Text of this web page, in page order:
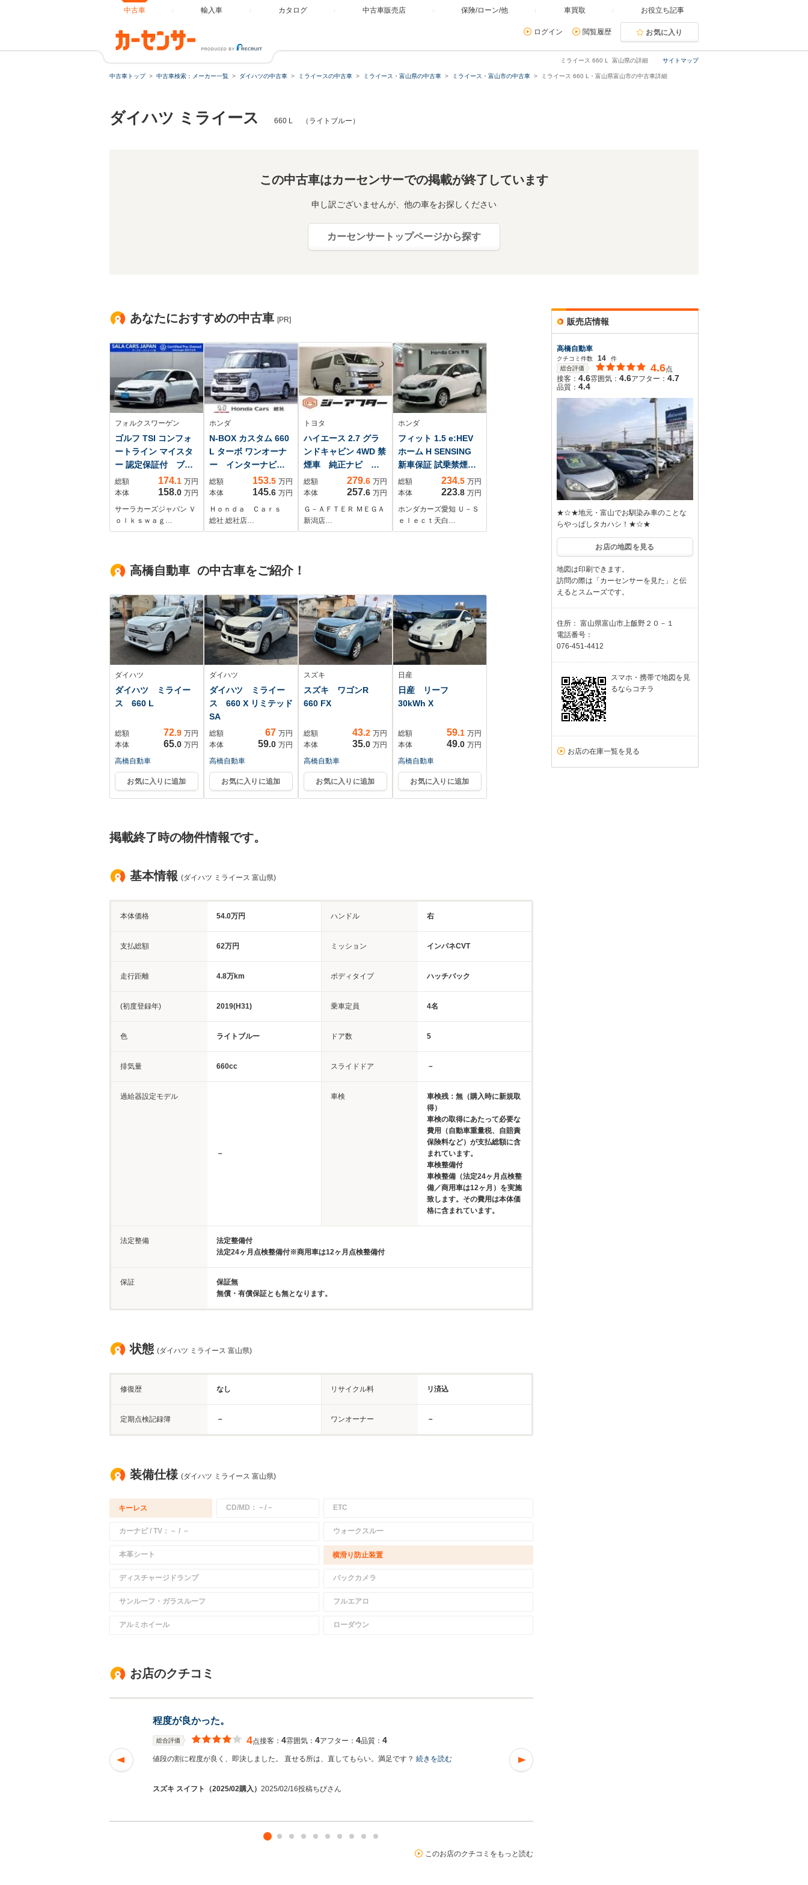
中古車 輸入車 カタログ 中古車販売店 保険/ローン/他 車買取 お役立ち記事
ログイン 閲覧履歴 お気に入り
サイトマップ
ミライース 660 L 富山県の詳細
中古車トップ 中古車検索：メーカー一覧 ダイハツの中古車 ミライースの中古車 ミライース・富山県の中古車 ミライース・富山市の中古車 ミライース 660 L・富山県富山市の中古車詳細
ダイハツ ミライース 660 L （ライトブルー）
この中古車はカーセンサーでの掲載が終了しています
申し訳ございませんが、他の車をお探しください
カーセンサートップページから探す
あなたにおすすめの中古車 [PR]
フォルクスワーゲン
ゴルフ TSI コンフォ
ートライン マイスタ
ー 認定保証付 ブラ
インドスポット
ACC レーンアシス
ト バックカメラ
リヤトラフィックア
ラート パーキング
ドライト App-
フト ETC
TV/CD/DVD 禁煙
総額 174.1 万円
本体
158.0 万円
サーラカーズジャパン Ｖ
ｏｌｋｓｗａｇ…
ホンダ
N-BOX カスタム 660
L ターボ ワンオーナ
ー インターナビ
前後ドラレコ バッ
クカメラ ETC ア
ダプティブクルーズ
コントロール パド
ルシフト シートヒ
デジTV USB プッ
総額 153.5 万円
本体
145.6 万円
Ｈｏｎｄａ Ｃａｒｓ
総社 総社店…
トヨタ
ハイエース 2.7 グラ
ンドキャビン 4WD 禁
煙車 純正ナビ バ
ックカメラ 衝突軽
減ブレーキ レーン
アシスト 両側スラ
イドドア クリアラ
ンスソナー オート
総額 279.6 万円
本体
257.6 万円
Ｇ－ＡＦＴＥＲ ＭＥＧＡ
新潟店…
ホンダ
フィット 1.5 e:HEV
ホーム H SENSING
新車保証 試乗禁煙車
1オ-ナ- LXM-
242ZFNi 9in フル
セグ BTaudio USB
リヤカメラ ETC 革巻
ステアリング ブレ-キ
総額 234.5 万円
本体
223.8 万円
ホンダカーズ愛知 Ｕ－Ｓ
ｅｌｅｃｔ天白…
高橋自動車 の中古車をご紹介！
ダイハツ
ダイハツ ミライー
ス 660 L
総額 72.9 万円
本体
65.0 万円
高橋自動車
お気に入りに追加
ダイハツ
ダイハツ ミライー
ス 660 X リミテッド
SA
総額 67 万円
本体
59.0 万円
高橋自動車
お気に入りに追加
スズキ
スズキ ワゴンR
660 FX
総額 43.2 万円
本体
35.0 万円
高橋自動車
お気に入りに追加
日産
日産 リーフ
30kWh X
総額 59.1 万円
本体
49.0 万円
高橋自動車
お気に入りに追加
掲載終了時の物件情報です。
基本情報 (ダイハツ ミライース 富山県)
本体価格 54.0万円 ハンドル 右
支払総額 62万円 ミッション インパネCVT
走行距離 4.8万km ボディタイプ ハッチバック
(初度登録年) 2019(H31) 乗車定員 4名
色 ライトブルー ドア数 5
排気量 660cc スライドドア －
過給器設定モデル
－
車検
車検残：無（購入時に新規取
得）
車検の取得にあたって必要な
費用（自動車重量税、自賠責
保険料など）が支払総額に含
まれています。
車検整備付
車検整備（法定24ヶ月点検整
備／商用車は12ヶ月）を実施
致します。その費用は本体価
格に含まれています。
法定整備
法定整備付
法定24ヶ月点検整備付※商用車は12ヶ月点検整備付
保証
保証無
無償・有償保証とも無となります。
状態 (ダイハツ ミライース 富山県)
修復歴 なし リサイクル料 リ済込
定期点検記録簿 － ワンオーナー －
装備仕様 (ダイハツ ミライース 富山県)
キーレス CD/MD：－/－ ETC
カーナビ / TV：－ / － ウォークスルー
本革シート 横滑り防止装置
ディスチャージドランプ バックカメラ
サンルーフ・ガラスルーフ フルエアロ
アルミホイール ローダウン
お店のクチコミ
程度が良かった。
総合評価 4点接客： 4雰囲気： 4アフター： 4品質： 4
値段の割に程度が良く、即決しました。 直せる所は、直してもらい。満足です？ 続きを読む
スズキ スイフト（2025/02購入） 2025/02/16投稿ちびさん
このお店のクチコミをもっと読む
販売店情報
高橋自動車
クチコミ件数 14
件
総合評価
4.6点
接客： 4.6雰囲気： 4.6アフター： 4.7
品質： 4.4
★☆★地元・富山でお馴染み車のことな
らやっぱしタカハシ！★☆★
お店の地図を見る
地図は印刷できます。
訪問の際は「カーセンサーを見た」と伝
えるとスムーズです。
住所： 富山県富山市上飯野２０－１
電話番号：
076-451-4412
スマホ・携帯で地図を見
るならコチラ
お店の在庫一覧を見る